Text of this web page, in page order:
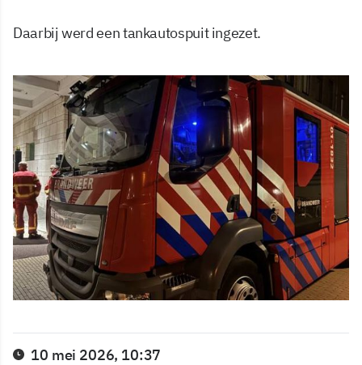
Daarbij werd een tankautospuit ingezet.
10 mei 2026, 10:37